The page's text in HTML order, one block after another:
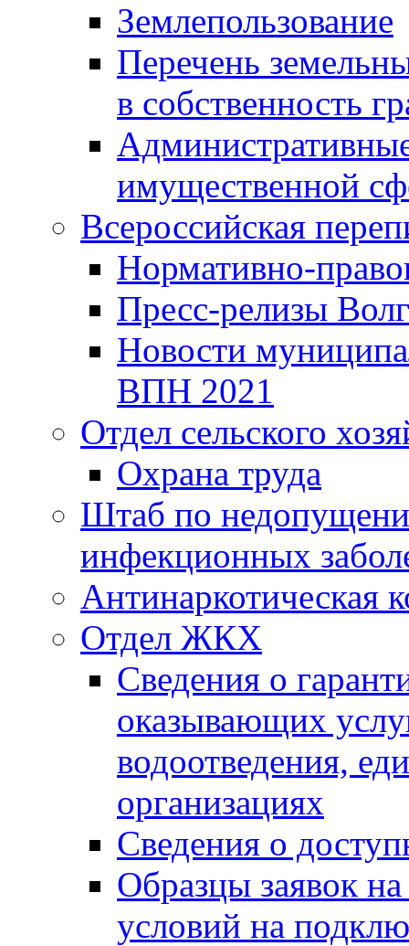
Землепользование
Перечень
в собственность
имущественной
Всероссийская
Нормативно-
Пресс-релизы
Новости
ВПН 2021
Отдел сельского
Охрана труда
Штаб по
инфекционных
Антинаркотическая
Отдел ЖКХ
Сведения о
оказывающих
водоотведения,
организациях
Сведения о
Образцы заявок
условий на